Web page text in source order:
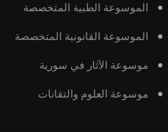
الموسوعة الطبية المتخصصة
الموسوعة القانونية المتخصصة
موسوعة الآثار في سورية
موسوعة العلوم والتقانات